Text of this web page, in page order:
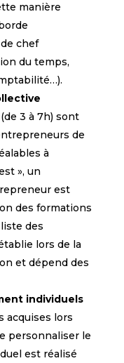
manière
chef
du temps,
3 à 7h) sont
de
à
», un
est
des formations
des
lors de la
et dépend des
individuels
acquises lors
personnaliser le
est réalisé